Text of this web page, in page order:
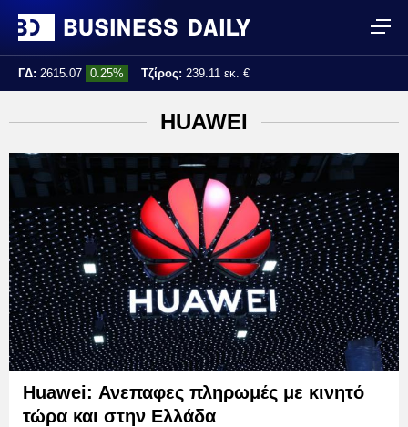
ΓΔ: 2615.07 0.25% Τζίρος: 239.11 εκ. €
HUAWEI
Huawei: Ανεπαφες πληρωμές με κινητό
τώρα και στην Ελλάδα